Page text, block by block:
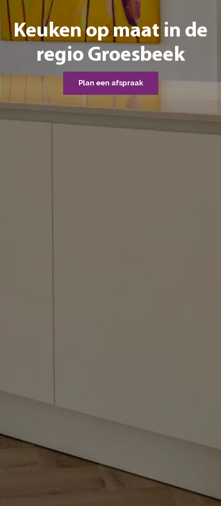
Keuken op maat in de
regio Groesbeek
Plan een afspraak